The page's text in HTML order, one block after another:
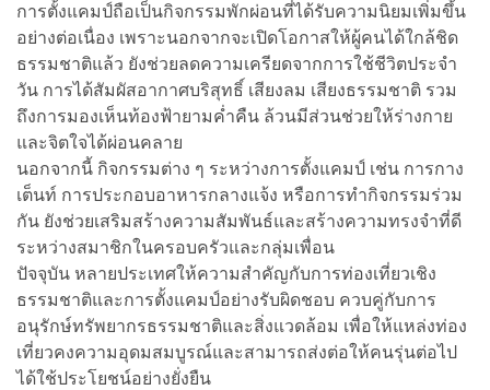
การตั้งแคมป์ถือเป็นกิจกรรมพักผ่อนที่ได้รับความนิยมเพิ่มขึ้น
อย่างต่อเนื่อง เพราะนอกจากจะเปิดโอกาสให้ผู้คนได้ใกล้ชิด
ธรรมชาติแล้ว ยังช่วยลดความเครียดจากการใช้ชีวิตประจำ
วัน การได้สัมผัสอากาศบริสุทธิ์ เสียงลม เสียงธรรมชาติ รวม
ถึงการมองเห็นท้องฟ้ายามค่ำคืน ล้วนมีส่วนช่วยให้ร่างกาย
และจิตใจได้ผ่อนคลาย
นอกจากนี้ กิจกรรมต่าง ๆ ระหว่างการตั้งแคมป์ เช่น การกาง
เต็นท์ การประกอบอาหารกลางแจ้ง หรือการทำกิจกรรมร่วม
กัน ยังช่วยเสริมสร้างความสัมพันธ์และสร้างความทรงจำที่ดี
ระหว่างสมาชิกในครอบครัวและกลุ่มเพื่อน
ปัจจุบัน หลายประเทศให้ความสำคัญกับการท่องเที่ยวเชิง
ธรรมชาติและการตั้งแคมป์อย่างรับผิดชอบ ควบคู่กับการ
อนุรักษ์ทรัพยากรธรรมชาติและสิ่งแวดล้อม เพื่อให้แหล่งท่อง
เที่ยวคงความอุดมสมบูรณ์และสามารถส่งต่อให้คนรุ่นต่อไป
ได้ใช้ประโยชน์อย่างยั่งยืน